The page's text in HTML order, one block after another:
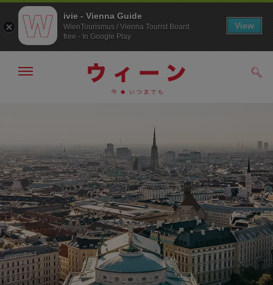
へ
ジ
の
ト
ッ
プ
へ
メ
非
表
示
ivie - Vienna Guide
WienTourismus / Vienna Tourist Board
free - In Google Play
View